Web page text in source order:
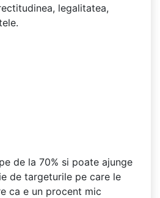
legalitatea,
de la 70% si poate ajunge
de targeturile pe care le
ca e un procent mic